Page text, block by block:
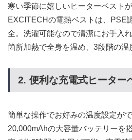
寒い季節に嬉しいヒーターベスト
EXCITECHの電熱ベストは、PSE
全。洗濯可能なので清潔にお手入
箇所加熱で全身を温め、3段階の温
2. 便利な充電式ヒーター
簡単な操作でお好みの温度設定が
20,000mAhの大容量バッテリーを